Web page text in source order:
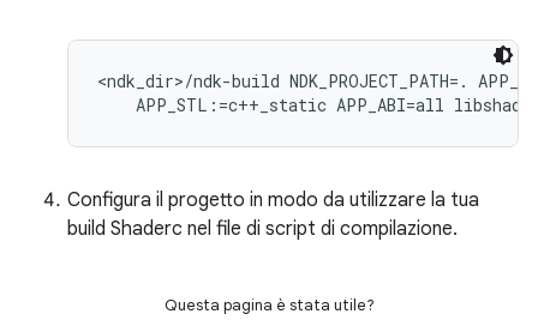
<ndk_dir>/ndk-build NDK_PROJECT_PATH=.
Configura il progetto in modo da utilizzare la tua
build Shaderc nel file di script di compilazione.
Questa pagina è stata utile?